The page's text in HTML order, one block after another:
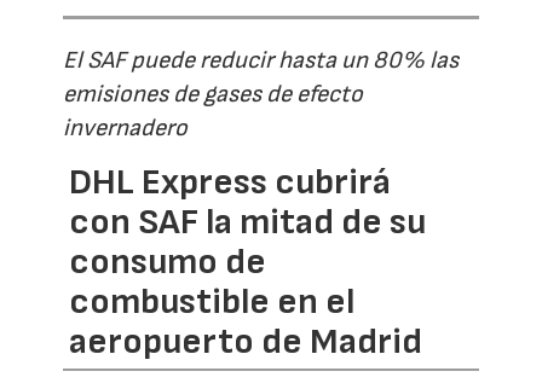
El SAF puede reducir hasta un 80% las
emisiones de gases de efecto
invernadero
DHL Express cubrirá
con SAF la mitad de su
consumo de
combustible en el
aeropuerto de Madrid